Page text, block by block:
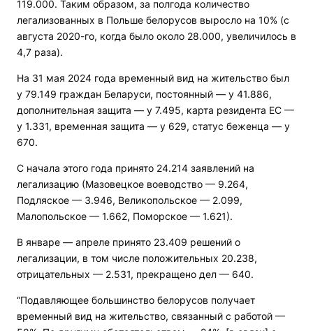
119.000. Таким образом, за полгода количество
легализованных в Польше белорусов выросло на 10% (с
августа 2020-го, когда было около 28.000, увеличилось в
4,7 раза).
На 31 мая 2024 года временный вид на жительство был
у 79.149 граждан Беларуси, постоянный — у 41.886,
дополнительная защита — у 7.495, карта резидента ЕС —
у 1.331, временная защита — у 629, статус беженца — у
670.
С начала этого года принято 24.214 заявлений на
легализацию (Мазовецкое воеводство — 9.264,
Подляское — 3.946, Великопольское — 2.099,
Малопольское — 1.662, Поморское — 1.621).
В январе — апреле принято 23.409 решений о
легализации, в том числе положительных 20.238,
отрицательных — 2.531, прекращено дел — 640.
“Подавляющее большинство белорусов получает
временный вид на жительство, связанный с работой —